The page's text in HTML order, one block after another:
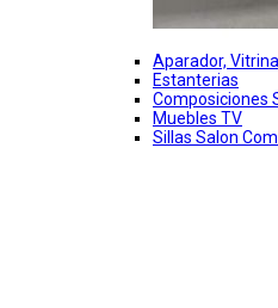
Aparador,
Estanterias
Composiciones
Muebles TV
Sillas Salon